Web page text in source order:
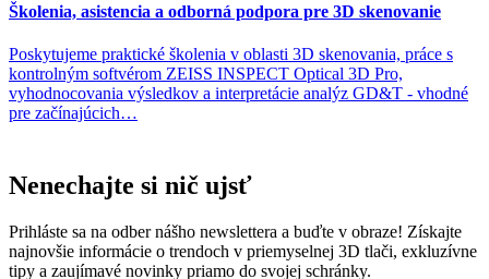
Školenia, asistencia a odborná podpora pre 3D skenovanie
Poskytujeme praktické školenia v oblasti 3D skenovania, práce s
kontrolným softvérom ZEISS INSPECT Optical 3D Pro,
vyhodnocovania výsledkov a interpretácie analýz GD&T - vhodné
pre začínajúcich…
Nenechajte si nič ujsť
Prihláste sa na odber nášho newslettera a buďte v obraze! Získajte
najnovšie informácie o trendoch v priemyselnej 3D tlači, exkluzívne
tipy a zaujímavé novinky priamo do svojej schránky.